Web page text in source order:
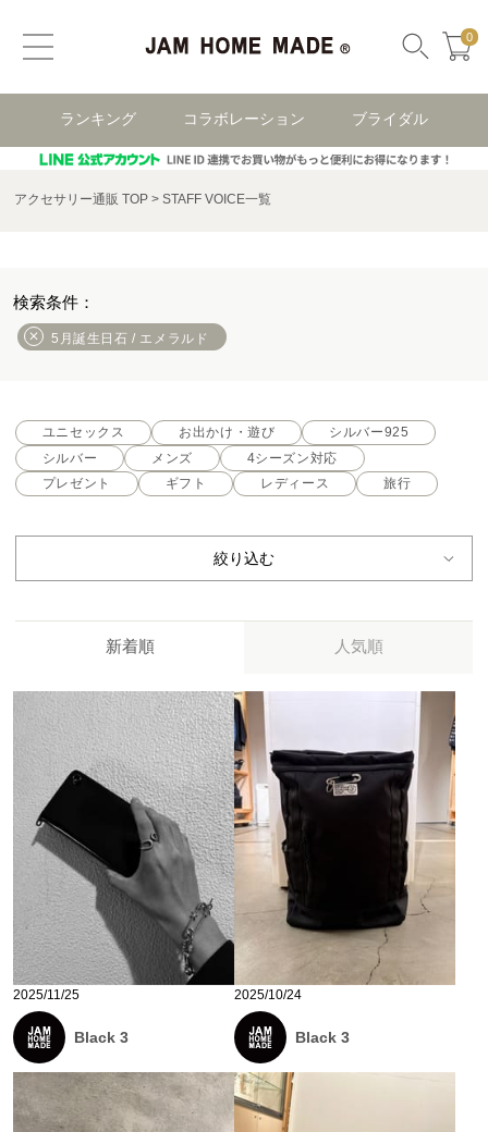
0
ランキング コラボレーション ブライダル
アクセサリー通販 TOP STAFF VOICE一覧
5月誕生日石 / エメラルド
ユニセックス お出かけ・遊び
シルバー925
シルバー
メンズ
4シーズン対応
プレゼント
ギフト レディース 旅行
絞り込む
新着順 人気順
2025/11/25
Black 3
2025/10/24
Black 3